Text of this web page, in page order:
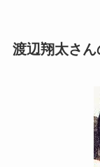
渡辺翔太さ